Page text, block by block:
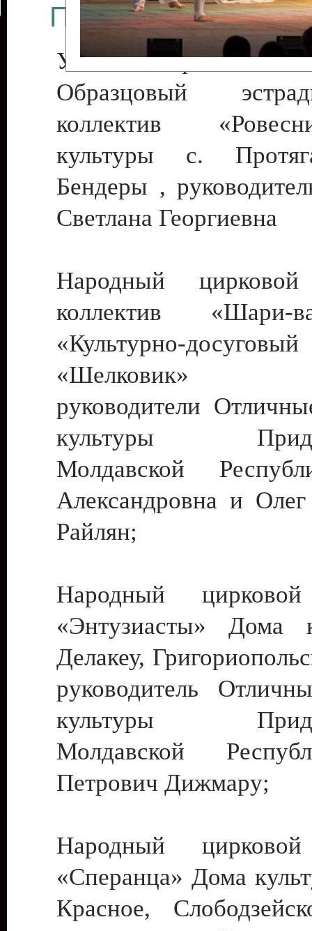
Приднестровского
Участники фестиваля:
Образцовый
коллектив
культуры с.
Бендеры ,
Светлана Георгиевна
Народный цирковой
коллектив
«Культурно-
«Шелковик»
руководители
культуры
Молдавской
Александровна и
Райлян;
Народный цирковой
«Энтузиасты» Дома
Делакеу,
руководитель
культуры
Молдавской
Петрович Дижмару;
Народный цирковой
«Сперанца» Дома
Красное,